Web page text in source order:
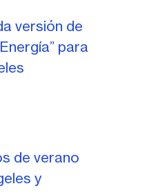
versión de
para
de verano
y